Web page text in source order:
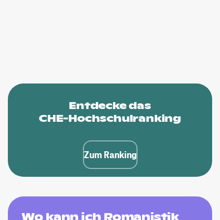
Entdecke das
CHE-Hochschulranking
Zum Ranking
Wo kann ich Romanistik